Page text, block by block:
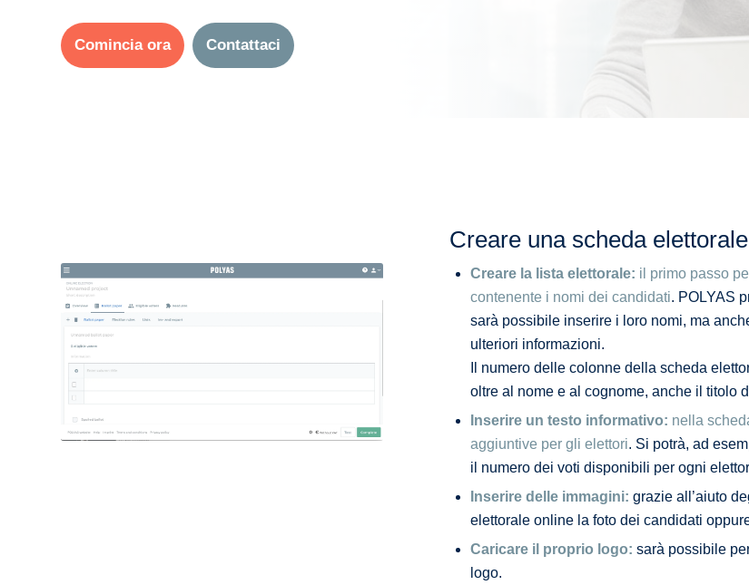
Comincia ora Contattaci
Creare una scheda
Creare la lista elettorale: il primo passo
contenente i nomi dei candidati. POLYAS
sarà possibile inserire i loro nomi, ma
ulteriori informazioni.
Il numero delle colonne della scheda
oltre al nome e al cognome, anche il titolo
Inserire un testo informativo: nella
aggiuntive per gli elettori. Si potrà, ad
il numero dei voti disponibili per ogni
Inserire delle immagini: grazie all’aiuto
elettorale online la foto dei candidati
Caricare il proprio logo: sarà possibile
logo.